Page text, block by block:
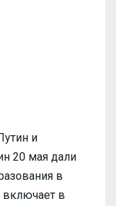
и
20 мая дали
в
включает в